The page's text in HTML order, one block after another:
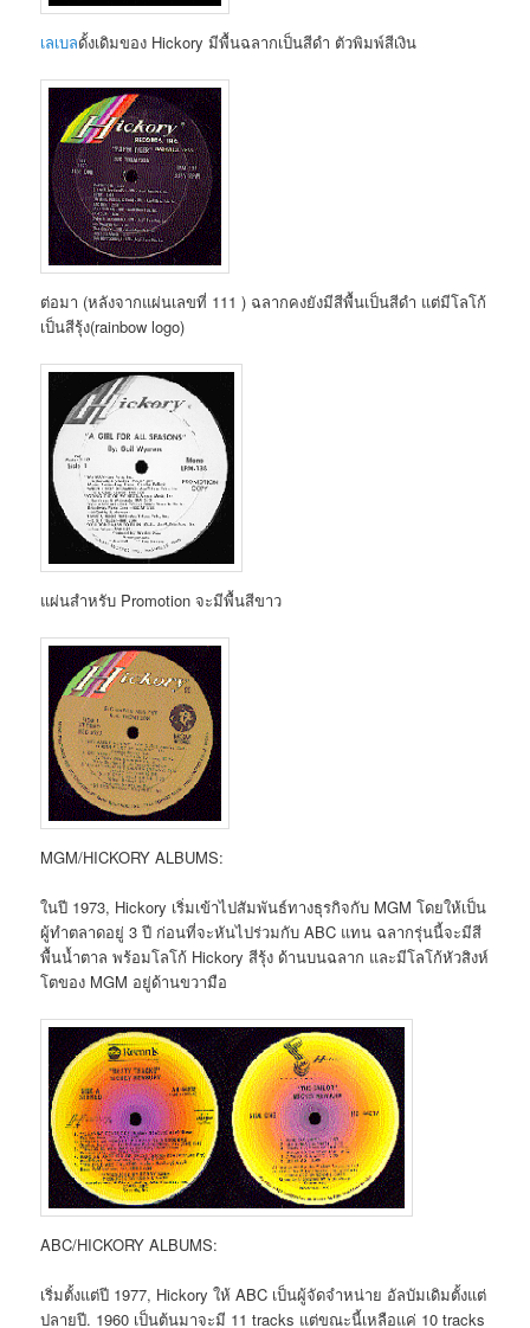
เลเบลดั้งเดิมของ Hickory มีพื้นฉลากเป็นสีดำ ตัวพิมพ์สีเงิน
ต่อมา (หลังจากแผ่นเลขที่ 111 ) ฉลากคงยังมีสีพื้นเป็นสีดำ แต่มีโลโก้
เป็นสีรุ้ง(rainbow logo)
แผ่นสำหรับ Promotion จะมีพื้นสีขาว
MGM/HICKORY ALBUMS:
ในปี 1973, Hickory เริ่มเข้าไปสัมพันธ์ทางธุรกิจกับ MGM โดยให้เป็น
ผู้ทำตลาดอยู่ 3 ปี ก่อนที่จะหันไปร่วมกับ ABC แทน ฉลากรุ่นนี้จะมีสี
พื้นน้ำตาล พร้อมโลโก้ Hickory สีรุ้ง ด้านบนฉลาก และมีโลโก้หัวสิงห์
โตของ MGM อยู่ด้านขวามือ
ABC/HICKORY ALBUMS:
เริ่มตั้งแต่ปี 1977, Hickory ให้ ABC เป็นผู้จัดจำหน่าย อัลบัมเดิมตั้งแต่
ปลายปี. 1960 เป็นต้นมาจะมี 11 tracks แต่ขณะนี้เหลือแค่ 10 tracks